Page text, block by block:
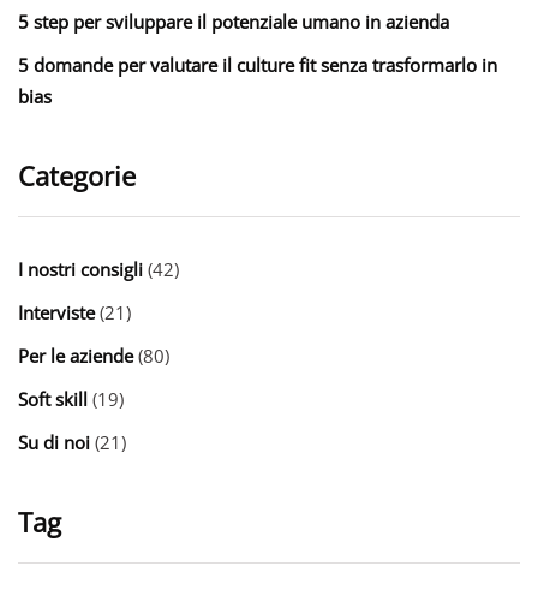
5 step per sviluppare il potenziale umano in azienda
5 domande per valutare il culture fit senza trasformarlo in
bias
Categorie
I nostri consigli (42)
Interviste(21)
Per le aziende(80)
Soft skill (19)
Su di noi (21)
Tag